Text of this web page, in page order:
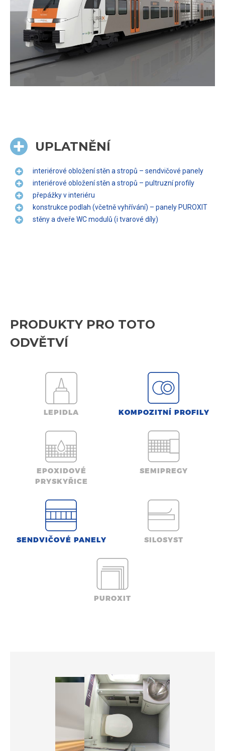
UPLATNĚNÍ
interiérové obložení stěn a stropů – sendvičové panely
interiérové obložení stěn a stropů – pultruzní profily
přepážky v interiéru
konstrukce podlah (včetně vyhřívání) – panely PUROXIT
stěny a dveře WC modulů (i tvarové díly)
PRODUKTY PRO TOTO
ODVĚTVÍ
LEPIDLA KOMPOZITNÍ PROFILY
EPOXIDOVÉ
PRYSKYŘICE
SEMIPREGY
SENDVIČOVÉ PANELY SILOSYST
PUROXIT